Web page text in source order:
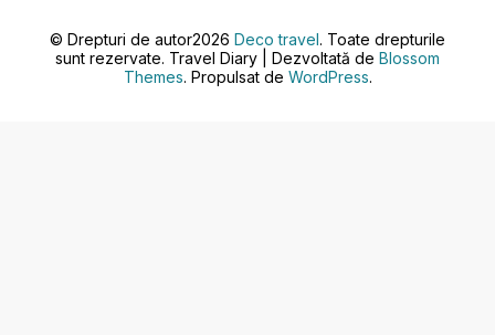
© Drepturi de autor2026 Deco travel. Toate drepturile
sunt rezervate. Travel Diary | Dezvoltată de Blossom
Themes. Propulsat de WordPress.